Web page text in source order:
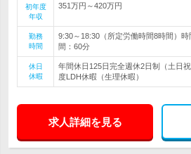
初年度
年収
351万円～420万円
勤務
時間
9:30～18:30（所定労働時間8時間）
間：60分
休日
休暇
年間休日125日完全週休2日制（土日
度LDH休暇（生理休暇）
求人詳細を見る